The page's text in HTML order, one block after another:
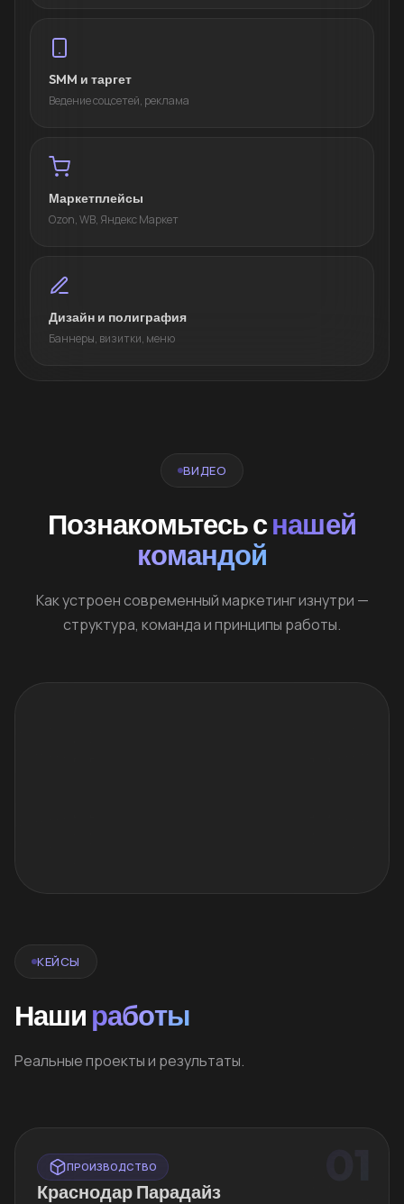
SMM и таргет
Ведение соцсетей, реклама
Маркетплейсы
Ozon, WB, Яндекс Маркет
Дизайн и полиграфия
Баннеры, визитки, меню
ВИДЕО
Познакомьтесь снашей
командой
Как устроен современный маркетинг изнутри —
структура, команда и принципы работы.
КЕЙСЫ
Наши работы
Реальные проекты и результаты.
ПРОИЗВОДСТВО
Краснодар Парадайз